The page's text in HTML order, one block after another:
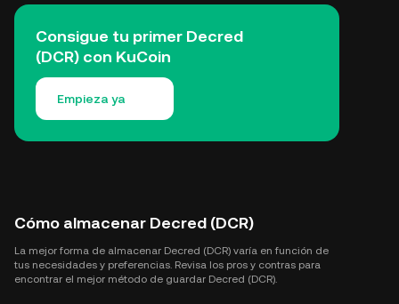
Consigue tu primer Decred
(DCR) con KuCoin
Empieza ya
Cómo almacenar Decred (DCR)
La mejor forma de almacenar Decred (DCR) varía en función de
tus necesidades y preferencias. Revisa los pros y contras para
encontrar el mejor método de guardar Decred (DCR).